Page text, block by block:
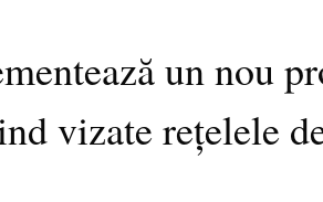
un nou
vizate rețelele